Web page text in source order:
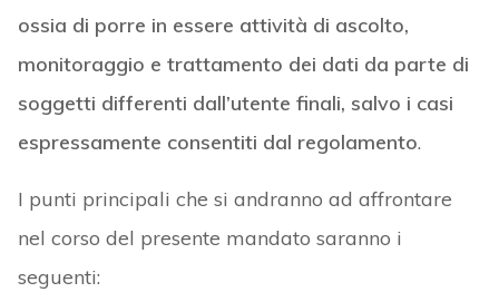
ossia di porre in essere attività di ascolto,
monitoraggio e trattamento dei dati da parte di
soggetti differenti dall’utente finali, salvo i casi
espressamente consentiti dal regolamento.
I punti principali che si andranno ad affrontare
nel corso del presente mandato saranno i
seguenti: